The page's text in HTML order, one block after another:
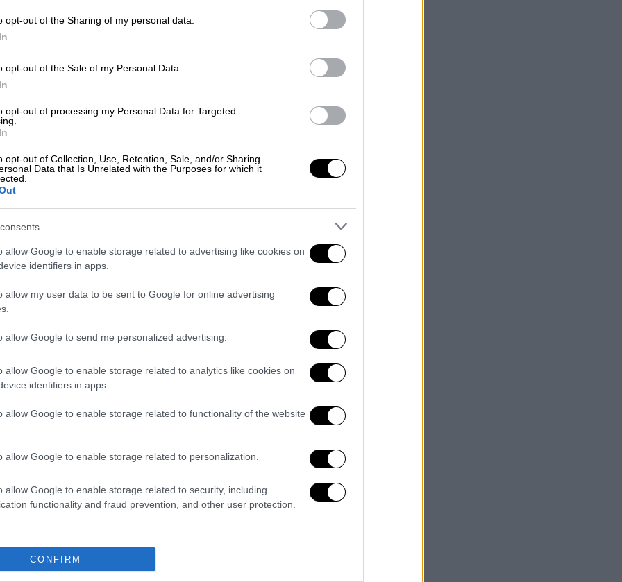
opt-out of the Sharing of my personal data.
opt-out of the Sale of my Personal Data.
opt-out of processing my Personal Data for Targeted
opt-out of Collection, Use, Retention, Sale, and/or Sharing
Data that Is Unrelated with the Purposes for which it
allow Google to enable storage related to advertising like cookies on
identifiers in apps.
allow my user data to be sent to Google for online advertising
allow Google to send me personalized advertising.
allow Google to enable storage related to analytics like cookies on
identifiers in apps.
allow Google to enable storage related to functionality of the website
allow Google to enable storage related to personalization.
allow Google to enable storage related to security, including
functionality and fraud prevention, and other user protection.
CONFIRM
ολλανδική κυβέρνηση και εξυπηρετεί 188
Χόγκεβικ, οι οποίοι πάσχουν όλοι από
βόλτα στη γειτονιά, πηγαίνουν σε
video
Οι άνθρωποι με άνοια
παίζει σημαντικό ρόλο.
το πιο σκληρό πράγμα που αντιμετωπίζει
ότι χάνεις πάρα πολλά πράγματα, Αλλά
και αυτό είναι υπέροχο»